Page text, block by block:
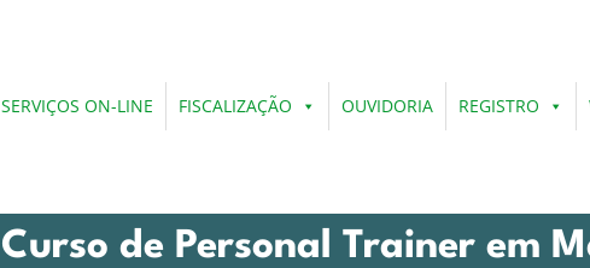
SERVIÇOS ON-LINE FISCALIZAÇÃO OUVIDORIA REGISTRO
Curso de Personal Trainer em